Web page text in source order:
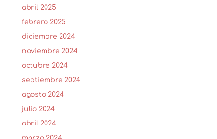
abril 2025
febrero 2025
diciembre 2024
noviembre 2024
octubre 2024
septiembre 2024
agosto 2024
julio 2024
abril 2024